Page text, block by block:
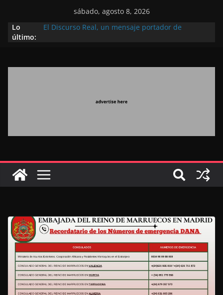
sábado, agosto 8, 2026
Lo
último:
El Discurso Real, un mensaje portador de
Extranjero: al servicio de los grandes proyectos de
Marruecos gracias a una visión estratégica
destinada a consolidar la posición de Marruecos
en una economía mundial competitiva (politólogo
marroquí-estadounidense)